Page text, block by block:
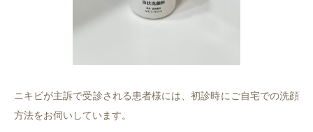
ニキビが主訴で受診される患者様には、初診時にご自宅での洗顔
方法をお伺いしています。